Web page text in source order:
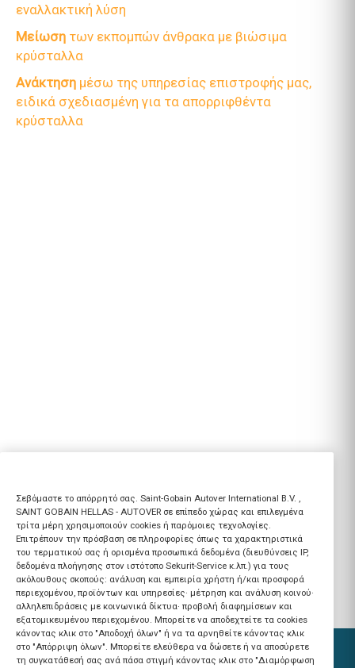
εναλλακτική λύση
Μείωση των εκπομπών άνθρακα με βιώσιμα
κρύσταλλα
Ανάκτηση μέσω της υπηρεσίας επιστροφής μας,
ειδικά σχεδιασμένη για τα απορριφθέντα
κρύσταλλα
Σεβόμαστε το απόρρητό σας. Saint-Gobain Autover International B.V. ,
SAINT GOBAIN HELLAS - AUTOVER σε επίπεδο χώρας και επιλεγμένα
τρίτα μέρη χρησιμοποιούν cookies ή παρόμοιες τεχνολογίες.
Επιτρέπουν την πρόσβαση σε πληροφορίες όπως τα χαρακτηριστικά
του τερματικού σας ή ορισμένα προσωπικά δεδομένα (διευθύνσεις IP,
δεδομένα πλοήγησης στον ιστότοπο Sekurit-Service κ.λπ.) για τους
ακόλουθους σκοπούς: ανάλυση και εμπειρία χρήστη ή/και προσφορά
περιεχομένου, προϊόντων και υπηρεσίες· μέτρηση και ανάλυση κοινού·
αλληλεπιδράσεις με κοινωνικά δίκτυα· προβολή διαφημίσεων και
εξατομικευμένου περιεχομένου. Μπορείτε να αποδεχτείτε τα cookies
κάνοντας κλικ στο "Αποδοχή όλων" ή να τα αρνηθείτε κάνοντας κλικ
στο "Απόρριψη όλων". Μπορείτε ελεύθερα να δώσετε ή να αποσύρετε
τη συγκατάθεσή σας ανά πάσα στιγμή κάνοντας κλικ στο "Διαμόρφωση